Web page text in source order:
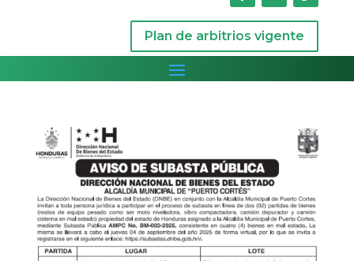
Plan de arbitrios vigente